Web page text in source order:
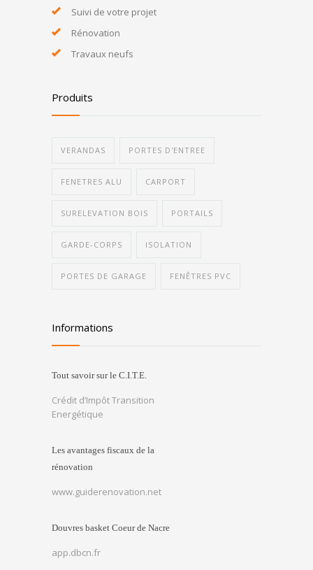
Suivi de votre projet
Rénovation
Travaux neufs
Produits
VERANDAS PORTES D'ENTREE
FENETRES ALU CARPORT
SURELEVATION BOIS PORTAILS
GARDE-CORPS ISOLATION
PORTES DE GARAGE FENÊTRES PVC
Informations
Tout savoir sur le C.I.T.E.
Crédit d’Impôt Transition
Energétique
Les avantages fiscaux de la
rénovation
www.guiderenovation.net
Douvres basket Coeur de Nacre
app.dbcn.fr